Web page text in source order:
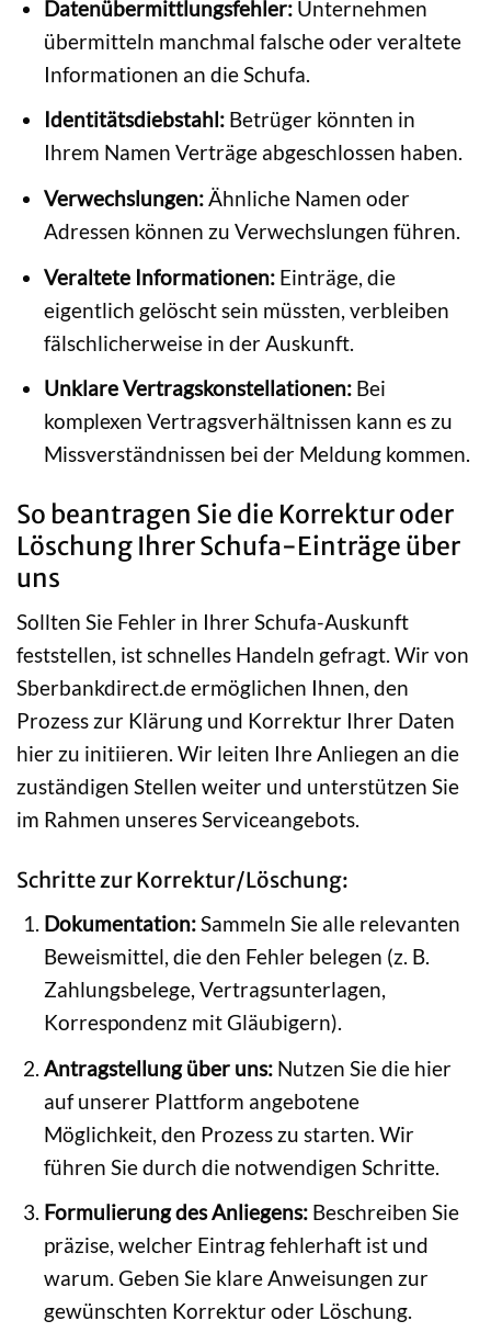
Datenübermittlungsfehler:Unternehmen
übermitteln manchmal falsche oder veraltete
Informationen an die Schufa.
Identitätsdiebstahl:Betrüger könnten in
Ihrem Namen Verträge abgeschlossen haben.
Verwechslungen:Ähnliche Namen oder
Adressen können zu Verwechslungen führen.
Veraltete Informationen:Einträge, die
eigentlich gelöscht sein müssten, verbleiben
fälschlicherweise in der Auskunft.
Unklare Vertragskonstellationen:Bei
komplexen Vertragsverhältnissen kann es zu
Missverständnissen bei der Meldung kommen.
So beantragen Sie die Korrektur oder
Löschung Ihrer Schufa-Einträge über
uns
Sollten Sie Fehler in Ihrer Schufa-Auskunft
feststellen, ist schnelles Handeln gefragt. Wir von
Sberbankdirect.de ermöglichen Ihnen, den
Prozess zur Klärung und Korrektur Ihrer Daten
hier zu initiieren. Wir leiten Ihre Anliegen an die
zuständigen Stellen weiter und unterstützen Sie
im Rahmen unseres Serviceangebots.
Schritte zur Korrektur/Löschung:
Dokumentation:Sammeln Sie alle relevanten
Beweismittel, die den Fehler belegen (z. B.
Zahlungsbelege, Vertragsunterlagen,
Korrespondenz mit Gläubigern).
Antragstellung über uns:Nutzen Sie die hier
auf unserer Plattform angebotene
Möglichkeit, den Prozess zu starten. Wir
führen Sie durch die notwendigen Schritte.
Formulierung des Anliegens:Beschreiben Sie
präzise, welcher Eintrag fehlerhaft ist und
warum. Geben Sie klare Anweisungen zur
gewünschten Korrektur oder Löschung.